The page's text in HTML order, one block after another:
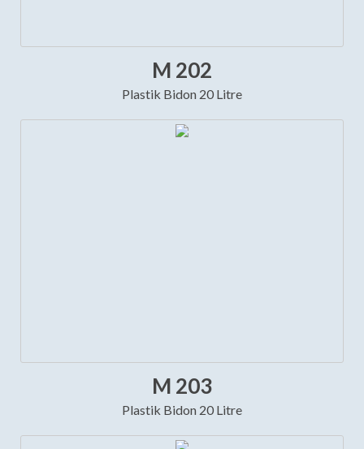
M 202
Plastik Bidon 20 Litre
M 203
Plastik Bidon 20 Litre